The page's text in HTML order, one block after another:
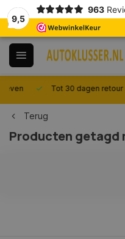
9,5
963
Tot 30 dagen retour sturen.
Terug
Producten